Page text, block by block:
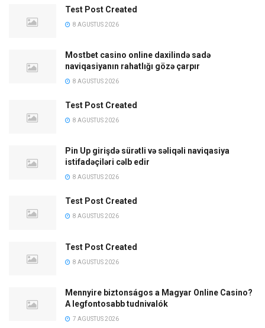
Test Post Created
8 AGUSTUS 2026
Mostbet casino online daxilində sadə
naviqasiyanın rahatlığı gözə çarpır
8 AGUSTUS 2026
Test Post Created
8 AGUSTUS 2026
Pin Up girişdə sürətli və səliqəli naviqasiya
istifadəçiləri cəlb edir
8 AGUSTUS 2026
Test Post Created
8 AGUSTUS 2026
Test Post Created
8 AGUSTUS 2026
Mennyire biztonságos a Magyar Online Casino?
A legfontosabb tudnivalók
7 AGUSTUS 2026